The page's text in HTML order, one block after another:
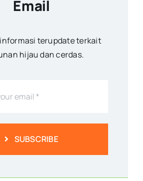
Email
terupdate terkait
hijau dan cerdas.
SUBSCRIBE